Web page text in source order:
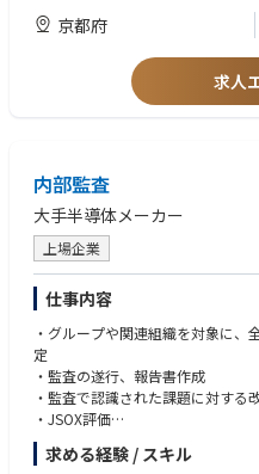
・公開会社での監査員経験が２年以
・主管官庁に限定された公認会計
・プログラム設計又はシステム分
＜知識＞※以下のいずれか
・公認会計士試験の合格者、一般
・DXツールの活用経験
＜語学＞
・英語または中国語の日常会話
＜その他＞
・時間マネジメント、意見調整、
京都府
求人
内部監査
大手半導体メーカー
上場企業
仕事内容
・グループや関連組織を対象に
定
・監査の遂行、報告書作成
・監査で認識された課題に対する
・JSOX評価
・財務内部統制の整備・運用評価
・外部監査法人との連携を含む対応
求める経験 / スキル